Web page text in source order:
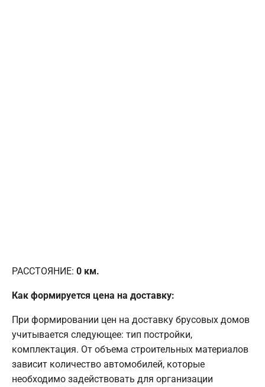
РАССТОЯНИЕ: 0 км.
Как формируется цена на доставку:
При формировании цен на доставку брусовых домов
учитывается следующее: тип постройки,
комплектация. От объема строительных материалов
зависит количество автомобилей, которые
необходимо задействовать для организации